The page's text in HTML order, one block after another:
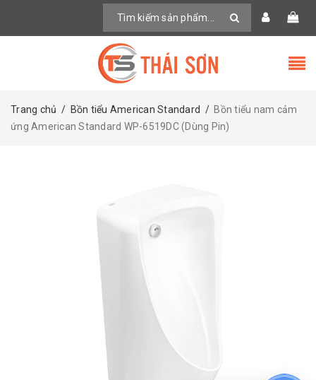
Trang chủ / Bồn tiểu American Standard / Bồn tiểu nam cảm
ứng American Standard WP-6519DC (Dùng Pin)